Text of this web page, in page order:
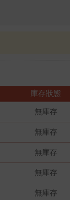
庫存狀態
無庫存
無庫存
無庫存
無庫存
無庫存